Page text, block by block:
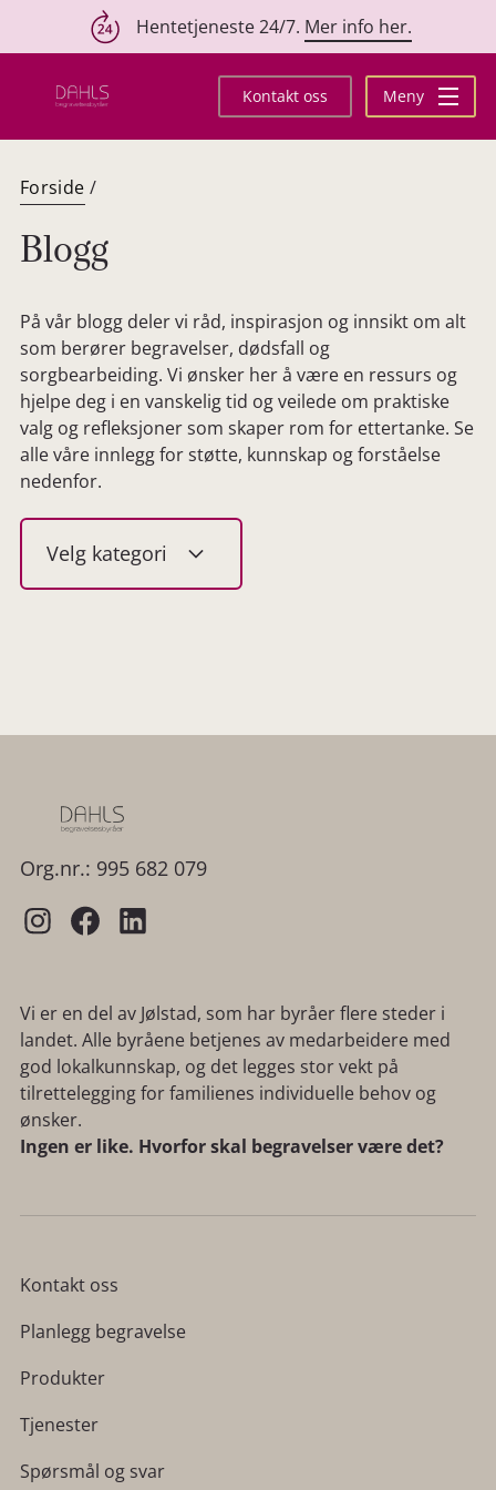
innhold
Hentetjeneste 24/7. Mer info her.
Kontakt oss Meny
Forside /
Blogg
På vår blogg deler vi råd, inspirasjon og innsikt om alt
som berører begravelser, dødsfall og
sorgbearbeiding. Vi ønsker her å være en ressurs og
hjelpe deg i en vanskelig tid og veilede om praktiske
valg og refleksjoner som skaper rom for ettertanke. Se
alle våre innlegg for støtte, kunnskap og forståelse
nedenfor.
Velg kategori
Øvrig
Org.nr.: 995 682 079
Vi er en del av Jølstad, som har byråer flere steder i
landet. Alle byråene betjenes av medarbeidere med
god lokalkunnskap, og det legges stor vekt på
tilrettelegging for familienes individuelle behov og
ønsker.
Ingen er like. Hvorfor skal begravelser være det?
Kontakt oss
Planlegg begravelse
Produkter
Tjenester
Spørsmål og svar